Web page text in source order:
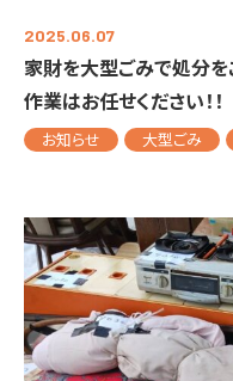
2025.06.07
家財を大型ごみで処分
作業はお任せください！！
お知らせ 大型ごみ